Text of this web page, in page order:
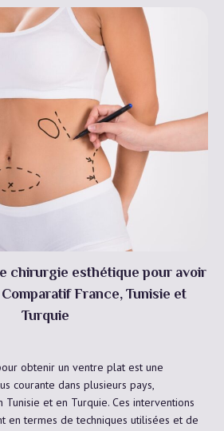
chirurgie esthétique pour avoir
France, Tunisie et
Turquie
obtenir un ventre plat est une
courante dans plusieurs pays,
Tunisie et en Turquie. Ces interventions
en termes de techniques utilisées et de